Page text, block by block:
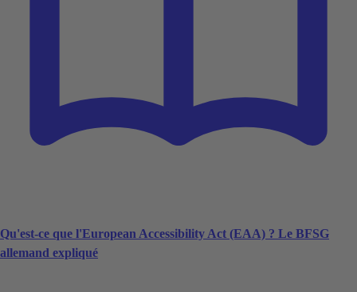
Qu'est-ce que l'European Accessibility Act (EAA) ? Le BFSG
allemand expliqué